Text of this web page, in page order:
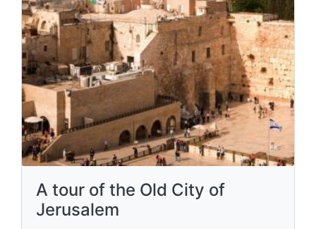
A tour of the Old City of
Jerusalem